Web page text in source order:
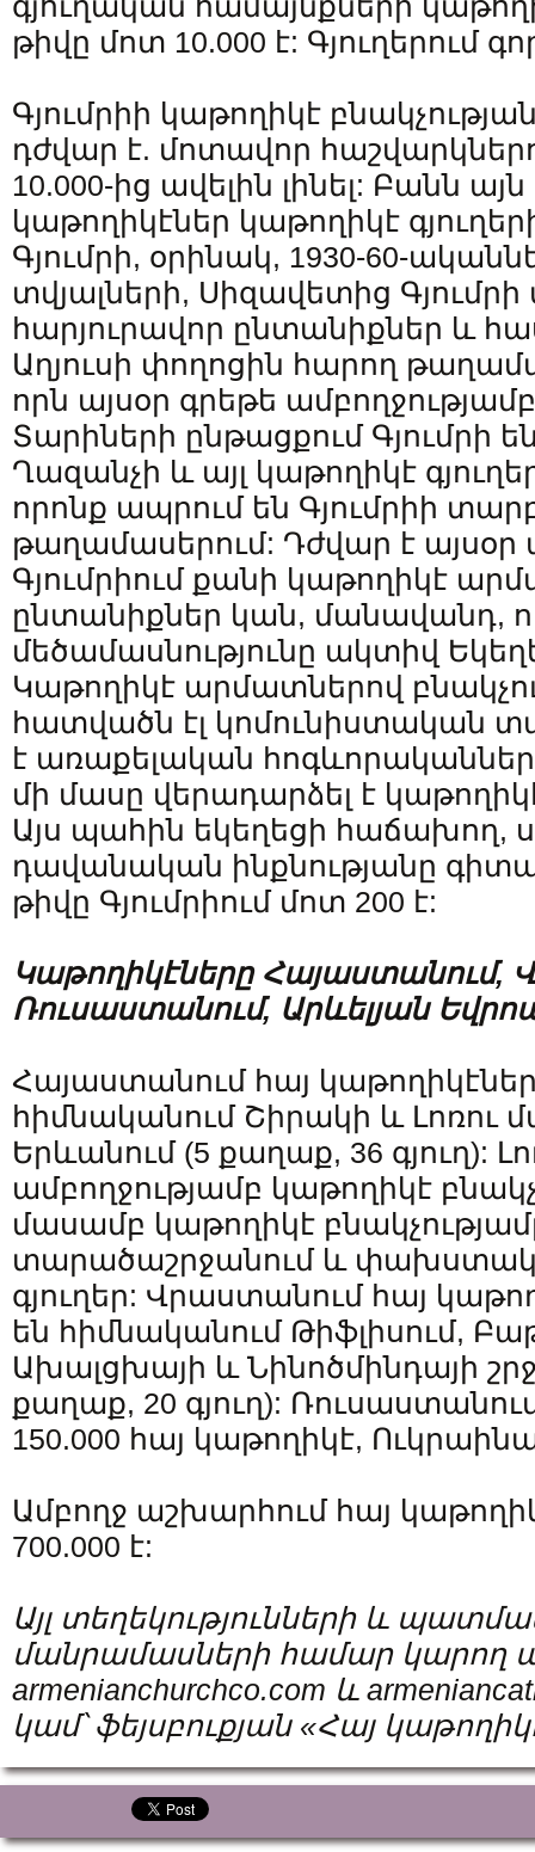
թիվը մոտ 10.000 է: Գյուղերում
Գյումրիի կաթողիկէ
դժվար է. մոտավոր
10.000-ից ավելին լինել: Բանն
կաթողիկէներ կաթողիկէ
Գյումրի, օրինակ, 1930-60-
տվյալների, Սիզավետից
հարյուրավոր ընտանիքներ և
Աղյուսի փողոցին հարող
որն այսօր գրեթե
Տարիների ընթացքում Գյումրի
Ղազանչի և այլ կաթողիկէ
որոնք ապրում են Գյումրիի
թաղամասերում: Դժվար է այսօր
Գյումրիում քանի կաթողիկէ
ընտանիքներ կան, մանավանդ,
մեծամասնությունը ակտիվ
Կաթողիկէ արմատներով
հատվածն էլ կոմունիստական
է առաքելական
մի մասը վերադարձել է
Այս պահին եկեղեցի հաճախող,
դավանական ինքնությանը
թիվը Գյումրիում մոտ 200 է:
Կաթողիկէները Հայաստանում,
Ռուսաստանում, Արևելյան
Հայաստանում հայ
հիմնականում Շիրակի և Լոռու
Երևանում (5 քաղաք, 36 գյուղ):
ամբողջությամբ կաթողիկէ
մասամբ կաթողիկէ
տարածաշրջանում և
գյուղեր: Վրաստանում հայ
են հիմնականում Թիֆլիսում,
Ախալցխայի և Նինոծմինդայի
քաղաք, 20 գյուղ):
150.000 հայ կաթողիկէ,
Ամբողջ աշխարհում հայ
700.000 է:
Այլ տեղեկությունների և
մանրամասների համար կարող
armenianchurchco.com և
կամ՝ ֆեյսբուքյան«Հայ